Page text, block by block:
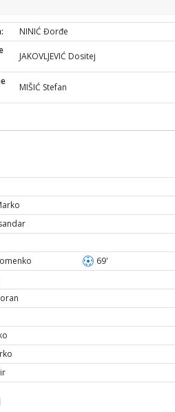
NINIĆ Đorđe
JAKOVLJEVIĆ Dositej
MIŠIĆ Stefan
69'